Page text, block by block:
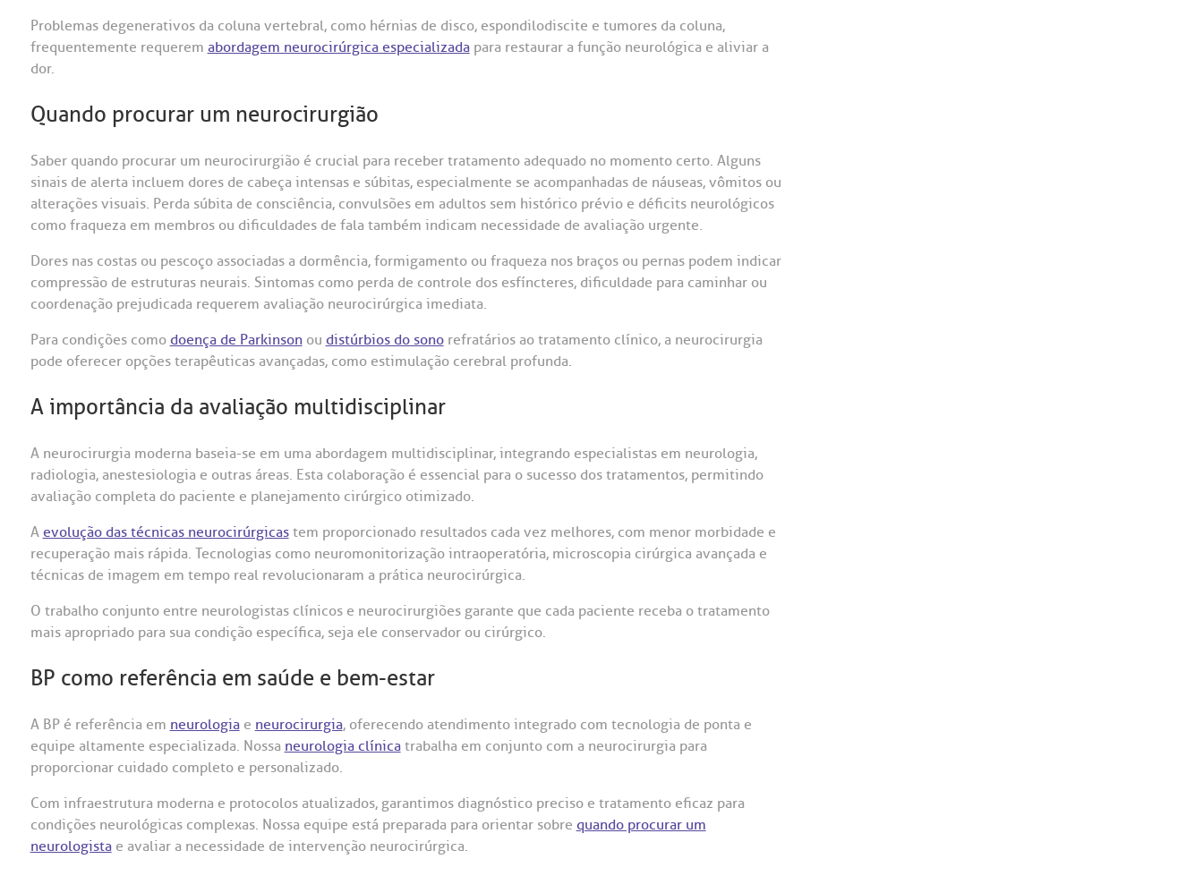
Problemas degenerativos da coluna vertebral, como hérnias de disco, espondilodiscite e tumores da coluna,
frequentemente requerem abordagem neurocirúrgica especializadapara restaurar a função neurológica e aliviar a
dor.
Quando procurar um neurocirurgião
Saber quando procurar um neurocirurgião é crucial para receber tratamento adequado no momento certo. Alguns
sinais de alerta incluem dores de cabeça intensas e súbitas, especialmente se acompanhadas de náuseas, vômitos ou
alterações visuais. Perda súbita de consciência, convulsões em adultos sem histórico prévio e déficits neurológicos
como fraqueza em membros ou dificuldades de fala também indicam necessidade de avaliação urgente.
Dores nas costas ou pescoço associadas a dormência, formigamento ou fraqueza nos braços ou pernas podem indicar
compressão de estruturas neurais. Sintomas como perda de controle dos esfíncteres, dificuldade para caminhar ou
coordenação prejudicada requerem avaliação neurocirúrgica imediata.
Para condições como doença de Parkinsonou distúrbios do sonorefratários ao tratamento clínico, a neurocirurgia
pode oferecer opções terapêuticas avançadas, como estimulação cerebral profunda.
A importância da avaliação multidisciplinar
A neurocirurgia moderna baseia-se em uma abordagem multidisciplinar, integrando especialistas em neurologia,
radiologia, anestesiologia e outras áreas. Esta colaboração é essencial para o sucesso dos tratamentos, permitindo
avaliação completa do paciente e planejamento cirúrgico otimizado.
A evolução das técnicas neurocirúrgicastem proporcionado resultados cada vez melhores, com menor morbidade e
recuperação mais rápida. Tecnologias como neuromonitorização intraoperatória, microscopia cirúrgica avançada e
técnicas de imagem em tempo real revolucionaram a prática neurocirúrgica.
O trabalho conjunto entre neurologistas clínicos e neurocirurgiões garante que cada paciente receba o tratamento
mais apropriado para sua condição específica, seja ele conservador ou cirúrgico.
BP como referência em saúde e bem-estar
A BP é referência em neurologiae neurocirurgia, oferecendo atendimento integrado com tecnologia de ponta e
equipe altamente especializada. Nossa neurologia clínicatrabalha em conjunto com a neurocirurgia para
proporcionar cuidado completo e personalizado.
Com infraestrutura moderna e protocolos atualizados, garantimos diagnóstico preciso e tratamento eficaz para
condições neurológicas complexas. Nossa equipe está preparada para orientar sobre quando procurar um
neurologistae avaliar a necessidade de intervenção neurocirúrgica.